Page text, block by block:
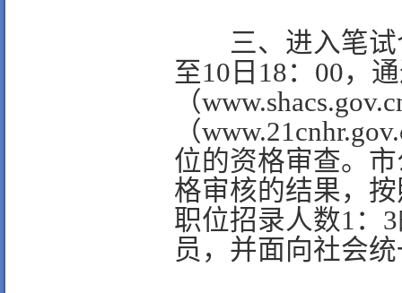
三、进入笔试
至10日18：00，
（
（
位的资格审查。
格审核的结果，
职位招录人数1：
员，并面向社会